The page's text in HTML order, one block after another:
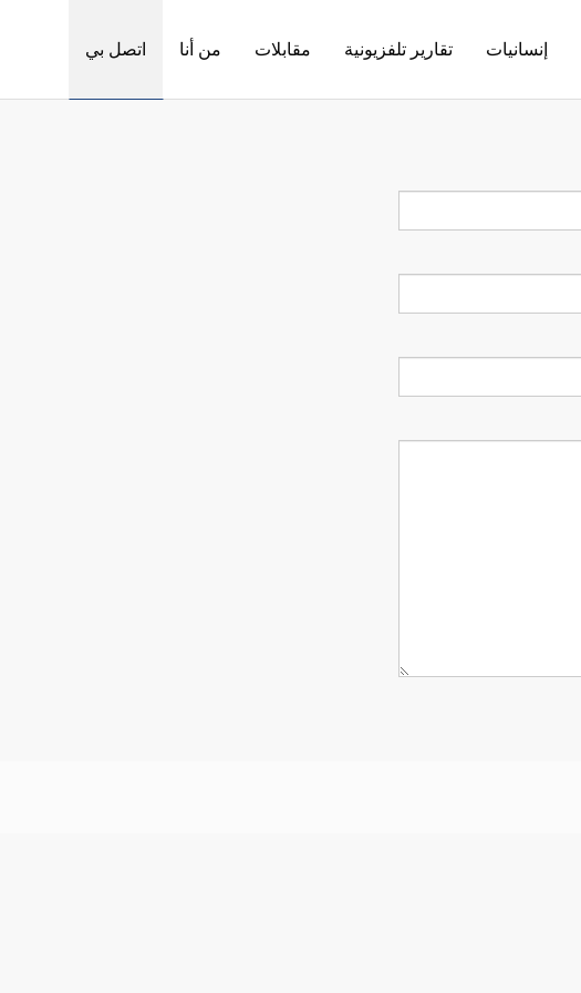
إنسانيات تقارير تلفزيونية مقابلات من أنا اتصل بي